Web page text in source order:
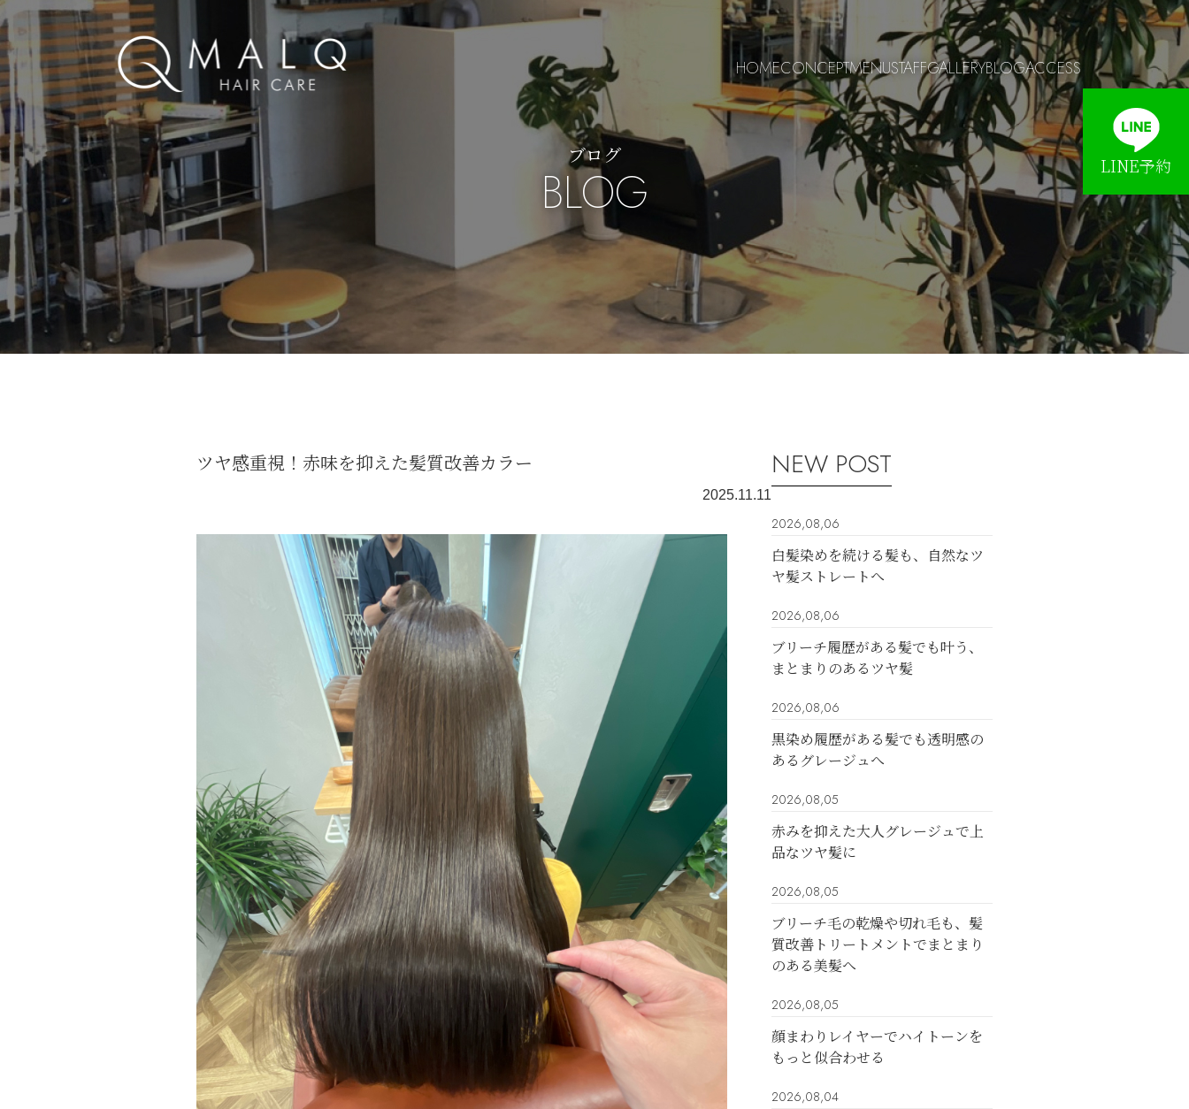
HOMECONCEPTMENUSTAFFGALLERYBLOGACCESS
ブログ
BLOG
ツヤ感重視！赤味を抑えた髪質改善カラー
2025.11.11
NEW POST
2026,08,06
白髪染めを続ける髪も、自然なツ
ヤ髪ストレートへ
2026,08,06
ブリーチ履歴がある髪でも叶う、
まとまりのあるツヤ髪
2026,08,06
黒染め履歴がある髪でも透明感の
あるグレージュへ
2026,08,05
赤みを抑えた大人グレージュで上
品なツヤ髪に
2026,08,05
ブリーチ毛の乾燥や切れ毛も、髪
質改善トリートメントでまとまり
のある美髪へ
2026,08,05
顔まわりレイヤーでハイトーンを
もっと似合わせる
2026,08,04
LINE予約